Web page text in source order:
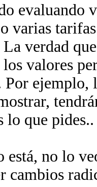
evaluando
varias
verdad
valores
ejemplo,
lo que pides..
no lo
cambios